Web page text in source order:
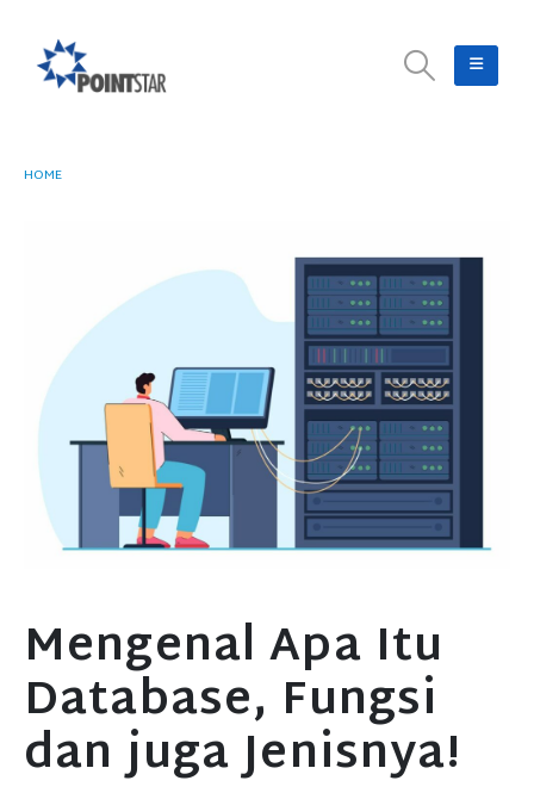
HOME
Mengenal Apa Itu
Database, Fungsi
dan juga Jenisnya!